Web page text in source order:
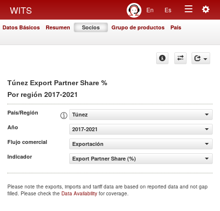
WITS En Es
Toggle
Datos Básicos Resumen Socios Grupo de productos País
Túnez Export Partner Share %
Por región 2017-2021
País/Región
Túnez
Año
2017-2021
Flujo comercial
Exportación
Indicador
Export Partner Share (%)
Please note the exports, imports and tariff data are based on reported data and not gap
filled. Please check the Data Availability for coverage.